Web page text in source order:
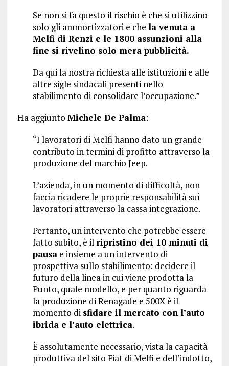
Se non si fa questo il rischio è che si utilizzino
solo gli ammortizzatori e che la venuta a
Melfi di Renzi e le 1800 assunzioni alla
fine si rivelino solo mera pubblicità.
Da qui la nostra richiesta alle istituzioni e alle
altre sigle sindacali presenti nello
stabilimento di consolidare l’occupazione.”
Ha aggiunto Michele De Palma:
“I lavoratori di Melfi hanno dato un grande
contributo in termini di profitto attraverso la
produzione del marchio Jeep.
L’azienda, in un momento di difficoltà, non
faccia ricadere le proprie responsabilità sui
lavoratori attraverso la cassa integrazione.
Pertanto, un intervento che potrebbe essere
fatto subito, è il ripristino dei 10 minuti di
pausae insieme a un intervento di
prospettiva sullo stabilimento: decidere il
futuro della linea in cui viene prodotta la
Punto, quale modello, e per quanto riguarda
la produzione di Renagade e 500X è il
momento di sfidare il mercato con l’auto
ibrida e l’auto elettrica.
È assolutamente necessario, vista la capacità
produttiva del sito Fiat di Melfi e dell’indotto,